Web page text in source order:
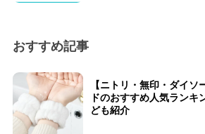
おすすめ記事
【ニトリ・無印・ダイソ
ドのおすすめ人気ラン
ども紹介